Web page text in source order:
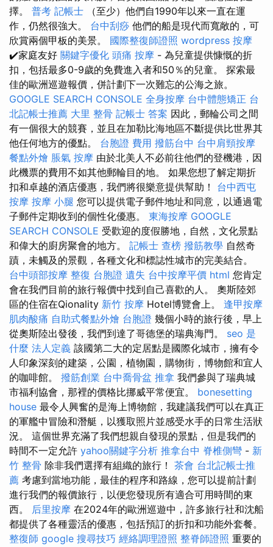
擇。 普考 記帳士 （至少）他們自1990年以來一直在運
作，仍然很強大。 台中刮痧 他們的船是現代而寬敞的，可
欣賞兩個甲板的美景。 國際整復師證照 wordpress 按摩
✔️家庭友好 關鍵字優化 頭痛 按摩 - 為兒童提供慷慨的折
扣，包括最多0-9歲的免費進入者和50％的兒童。 探索最
佳的歐洲巡遊報價，併計劃下一次難忘的公海之旅。
GOOGLE SEARCH CONSOLE 全身按摩 台中體態矯正 台
北記帳士推薦 大里 整骨 記帳士 答案 因此，郵輪公司之間
有一個很大的競賽，並且在加勒比海地區不斷提供比世界其
他任何地方的優點。 台胞證 費用 撥筋台中 台中肩頸按摩
餐點外燴 脹氣 按摩 由於北美人不必前往他們的登機港，因
此機票的費用不如其他郵輪目的地。 如果您想了解定期折
扣和卓越的酒店優惠，我們將很樂意提供幫助！ 台中西屯
按摩 按摩 小腿 您可以提供電子郵件地址和同意，以通過電
子郵件定期收到的個性化優惠。 東海按摩 GOOGLE
SEARCH CONSOLE 受歡迎的度假勝地，自然，文化景點
和偉大的廚房聚會的地方。 記帳士 查榜 撥筋教學 自然奇
蹟，未觸及的景觀，各種文化和標誌性城市的完美結合。
台中頭部按摩 整復 台胞證 遺失 台中按摩平價 html 您肯定
會在我們目前的旅行報價中找到自己喜歡的人。 奧斯陸郊
區的住宿在Qionality 新竹 按摩 Hotel博覽會上。 逢甲按摩
肌肉酸痛 自助式餐點外燴 台胞證 幾個小時的旅行後，早上
從奧斯陸出發後，我們到達了哥德堡的瑞典海門。 seo 是
什麼 法人定義 該國第二大的定居點是國際化城市，擁有令
人印象深刻的建築，公園，植物園，購物街，博物館和宜人
的咖啡館。 撥筋創業 台中喬骨盆 推拿 我們參與了瑞典城
市福利協會，那裡的價格比挪威平常便宜。 bonesetting
house 最令人興奮的是海上博物館，我建議我們可以在真正
的軍艦中冒險和潛艇，以獲取照片並感受水手的日常生活狀
況。 這個世界充滿了我們想親自發現的景點，但是我們的
時間不一定允許 yahoo關鍵字分析 推拿台中 脊椎側彎 - 新
竹 整骨 除非我們選擇有組織的旅行！ 茶會 台北記帳士推
薦 考慮到當地功能，最佳的程序和路線，您可以提前計劃
進行我們的報價旅行，以便您發現所有適合可用時間的東
西。 后里按摩 在2024年的歐洲巡遊中，許多旅行社和沈船
都提供了各種靈活的優惠，包括預訂的折扣和功能外套餐。
整復師 google 搜尋技巧 經絡調理證照 整脊師證照 重要的